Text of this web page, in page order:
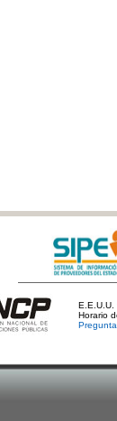
E.E.U.U.
Horario